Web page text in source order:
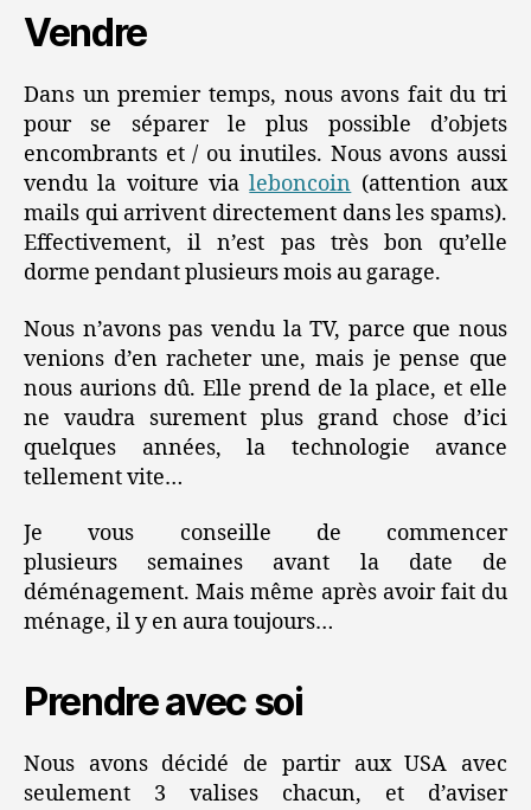
Vendre
Dans un premier temps, nous avons fait du tri
pour se séparer le plus possible d’objets
encombrants et / ou inutiles. Nous avons aussi
vendu la voiture vialeboncoin (attention aux
mails qui arrivent directement dans les spams).
Effectivement, il n’est pas très bon qu’elle
dorme pendant plusieurs mois au garage.
Nous n’avons pas vendu la TV, parce que nous
venions d’en racheter une, mais je pense que
nous aurions dû. Elle prend de la place, et elle
ne vaudra surement plus grand chose d’ici
quelques années, la technologie avance
tellement vite…
Je vous conseille de commencer
plusieurs semaines avant la date de
déménagement. Mais même après avoir fait du
ménage, il y en aura toujours…
Prendre avec soi
Nous avons décidé de partir aux USA avec
seulement 3 valises chacun, et d’aviser